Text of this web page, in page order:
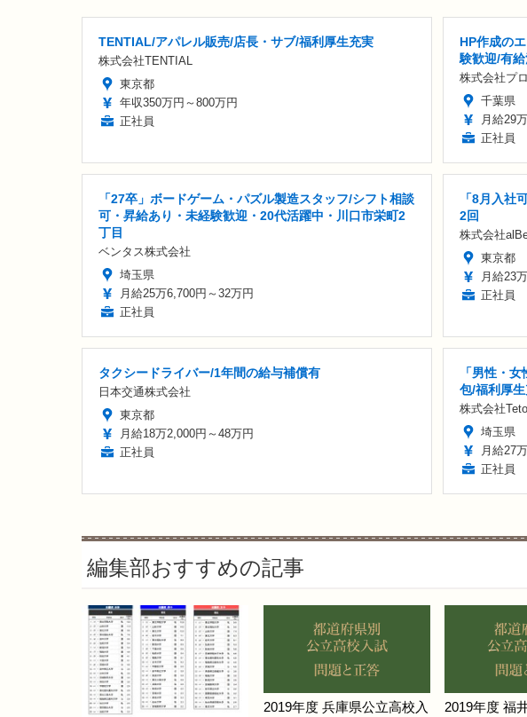
TENTIAL/アパレル販売/店長・サブ/福利厚生充実
株式会社TENTIAL
東京都
年収350万円～800万円
正社員
HP作成の
験歓迎/有
株式会社プ
千葉県
月給29
正社員
「27卒」ボードゲーム・パズル製造スタッフ/シフト相談
可・昇給あり・未経験歓迎・20代活躍中・川口市栄町2
丁目
ベンタス株式会社
埼玉県
月給25万6,700円～32万円
正社員
「8月入社
2回
株式会社
東京都
月給23
正社員
タクシードライバー/1年間の給与補償有
日本交通株式会社
東京都
月給18万2,000円～48万円
正社員
「男性・
包/福利厚
株式会社
埼玉県
月給27
正社員
編集部おすすめの記事
2019年度 兵庫県公立高校入
2019年度 福